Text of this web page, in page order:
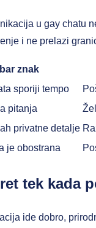
u gay chatu
i ne prelazi
znak
sporiji tempo
pitanja
privatne detalje
je obostrana
tek kada
ide dobro,